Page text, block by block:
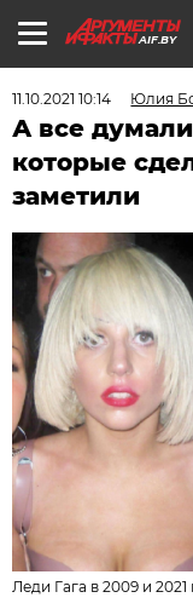
AIF.BY
11.10.2021 10:14 Юлия
А все
которые
заметили
Леди Гага в 2009 и 2021